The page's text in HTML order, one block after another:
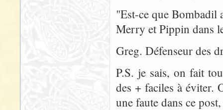
"Est-ce que Bombadil
Merry et Pippin dans
Greg. Défenseur des
P.S. je sais, on fait
des + faciles à éviter.
une faute dans ce